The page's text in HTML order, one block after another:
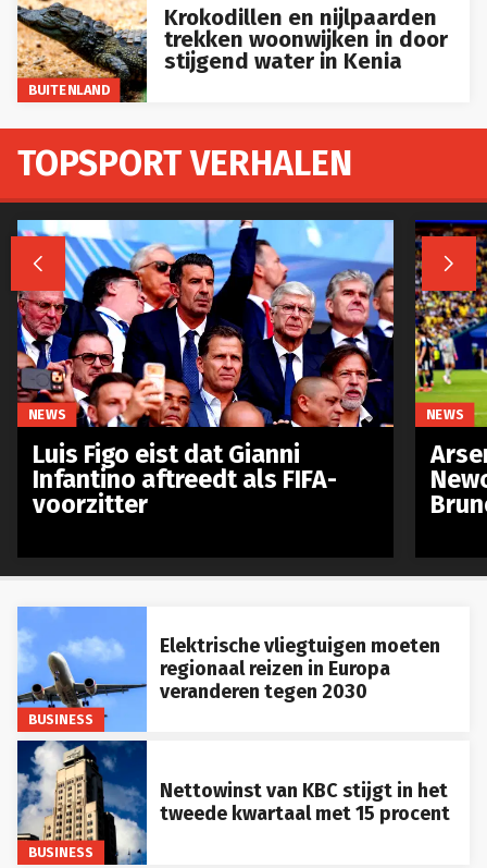
BUITENLAND
Krokodillen en nijlpaarden
trekken woonwijken in door
stijgend water in Kenia
BUSINESS
Elektrische vliegtuigen moeten
regionaal reizen in Europa
veranderen tegen 2030
BUSINESS
Nettowinst van KBC stijgt in het
tweede kwartaal met 15 procent
TOPSPORT VERHALEN
 
NEWS
Luis Figo eist dat Gianni
Infantino aftreedt als FIFA-
voorzitter
NEWS